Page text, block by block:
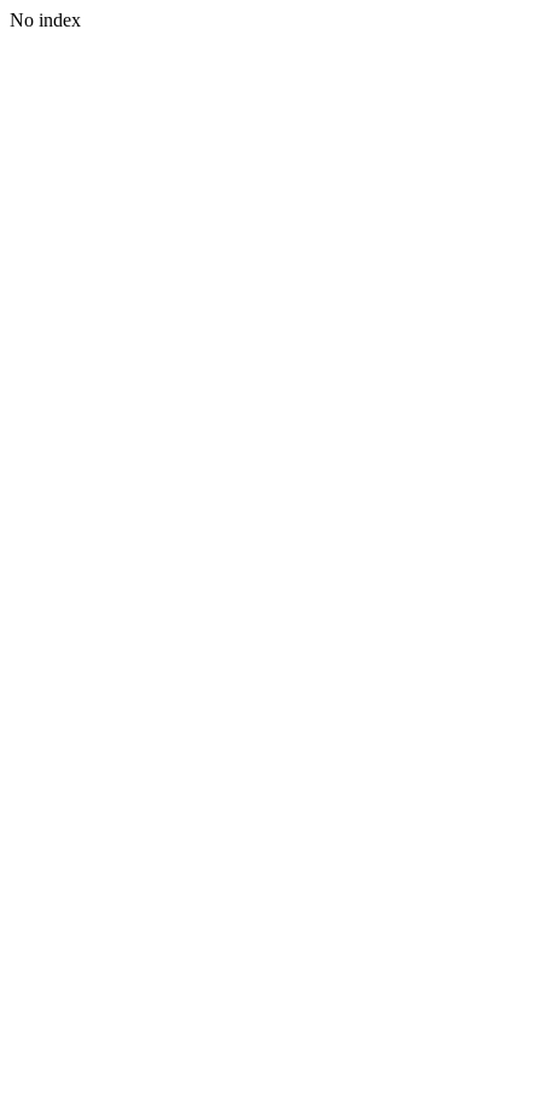
No index